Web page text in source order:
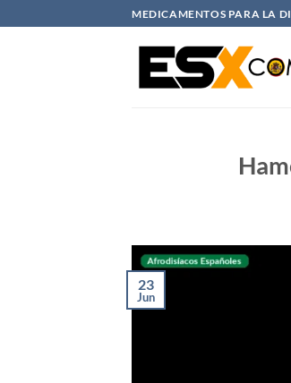
al
MEDICAMENTOS PARA LA
23
Jun